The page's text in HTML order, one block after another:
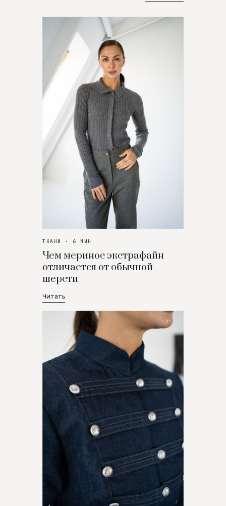
ТКАНИ · 6 МИН
Чем меринос экстрафайн
отличается от обычной
шерсти
Читать